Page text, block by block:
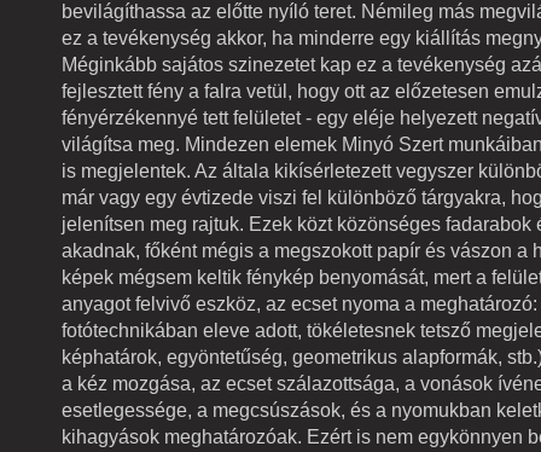
bevilágíthassa az előtte nyíló teret. Némileg más
ez a tevékenység akkor, ha minderre egy kiállítás
Méginkább sajátos szinezetet kap ez a tevékenység
fejlesztett fény a falra vetül, hogy ott az előzetesen
fényérzékennyé tett felületet - egy eléje helyezett
világítsa meg. Mindezen elemek Minyó Szert
is megjelentek. Az általa kikísérletezett vegyszer
már vagy egy évtizede viszi fel különböző tárgyakra,
jelenítsen meg rajtuk. Ezek közt közönséges fadarabok
akadnak, főként mégis a megszokott papír és vászon a
képek mégsem keltik fénykép benyomását, mert a
anyagot felvivő eszköz, az ecset nyoma a meghatározó:
fotótechnikában eleve adott, tökéletesnek tetsző
képhatárok, egyöntetűség, geometrikus alapformák,
a kéz mozgása, az ecset szálazottsága, a vonások
esetlegessége, a megcsúszások, és a nyomukban
kihagyások meghatározóak. Ezért is nem egykönnyen